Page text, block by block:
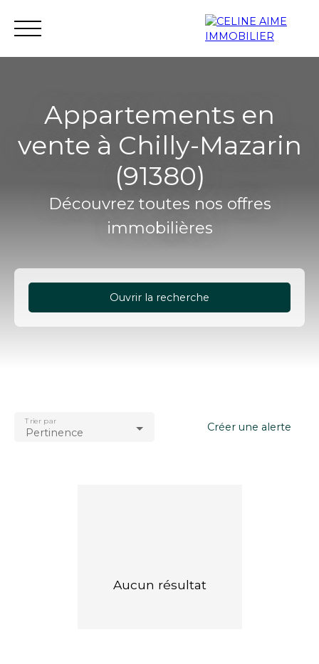
Accueil Immobilier neuf Investissement neuf
Appartements en
vente à Chilly-Mazarin
(91380)
Découvrez toutes nos offres
immobilières
Ouvrir la recherche
Chilly-Mazarin (91380)
Localisation
Pertinence
Trier par Créer une alerte
Aucun résultat